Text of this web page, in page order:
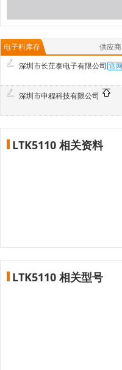
电子料库存 供应商
深圳市长茳泰电子有限公司
深圳市申程科技有限公司
LTK5110 相关资料
LTK5110 相关型号